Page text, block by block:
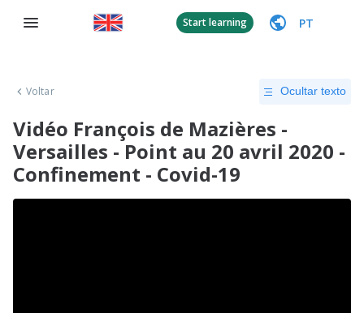
Start learning PT
Voltar Ocultar texto
Vidéo François de Mazières -
Versailles - Point au 20 avril 2020 -
Confinement - Covid-19